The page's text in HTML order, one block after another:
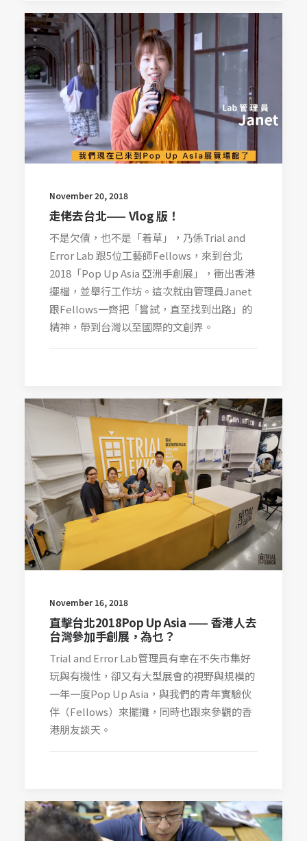
November 20, 2018
走佬去台北—— Vlog 版！
不是欠債，也不是「着草」，乃係Trial and
Error Lab 跟5位工藝師Fellows，來到台北
2018「Pop Up Asia 亞洲手創展」，衝出香港
擺檔，並舉行工作坊。這次就由管理員Janet
跟Fellows一齊把「嘗試，直至找到出路」的
精神，帶到台灣以至國際的文創界。
November 16, 2018
直擊台北2018Pop Up Asia —— 香港人去
台灣參加手創展，為乜？
Trial and Error Lab管理員有幸在不失市集好
玩與有機性，卻又有大型展會的視野與規模的
一年一度Pop Up Asia，與我們的青年實驗伙
伴（Fellows）來擺攤，同時也跟來參觀的香
港朋友談天。